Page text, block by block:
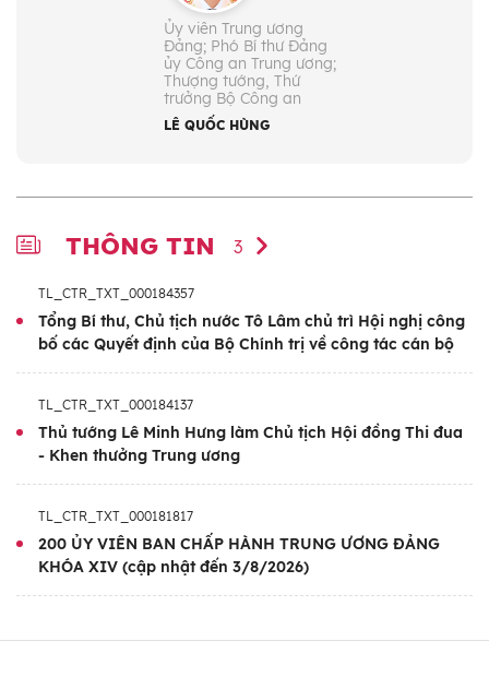
Trung ương (từ 4/2026)
- Thượng tướng (12/2024), Thứ
trưởng Bộ Công an
- Đại biểu Quốc hội: Khóa XVI
sát chuyên ngành Quản lý hành chính về
Ủy viên Trung ương
Đảng; Phó Bí thư Đảng
ủy Công an Trung ương;
Thượng tướng, Thứ
trưởng Bộ Công an
LÊ QUỐC HÙNG
THÔNG TIN 3
TL_CTR_TXT_000184357
Tổng Bí thư, Chủ tịch nước Tô Lâm chủ trì Hội nghị công
bố các Quyết định của Bộ Chính trị về công tác cán bộ
TL_CTR_TXT_000184137
Thủ tướng Lê Minh Hưng làm Chủ tịch Hội đồng Thi đua
- Khen thưởng Trung ương
TL_CTR_TXT_000181817
200 ỦY VIÊN BAN CHẤP HÀNH TRUNG ƯƠNG ĐẢNG
KHÓA XIV (cập nhật đến 3/8/2026)